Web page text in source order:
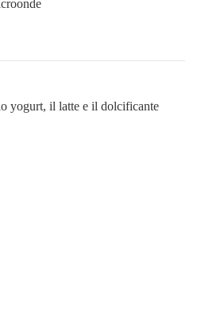
yogurt, il latte e il dolcificante